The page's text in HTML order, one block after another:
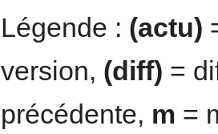
Légende : (actu)
version, (diff) =
précédente, m =